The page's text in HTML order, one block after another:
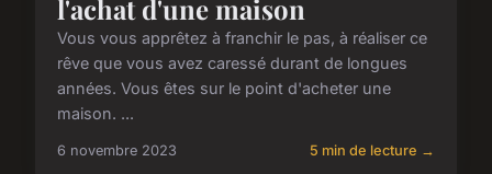
l'achat d'une maison
Vous vous apprêtez à franchir le pas, à réaliser ce
rêve que vous avez caressé durant de longues
années. Vous êtes sur le point d'acheter une
maison. ...
6 novembre 2023 5 min de lecture →